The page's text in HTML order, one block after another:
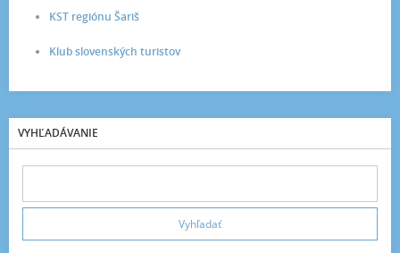
KST regiónu Šariš
Klub slovenských turistov
VYHĽADÁVANIE